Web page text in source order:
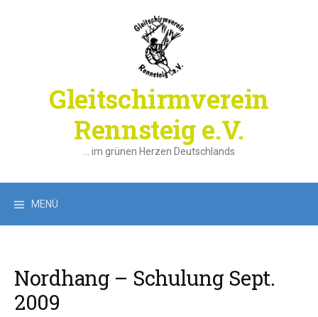
Gleitschirmverein
Rennsteig e.V.
… im grünen Herzen Deutschlands
MENÜ
Nordhang – Schulung Sept.
2009